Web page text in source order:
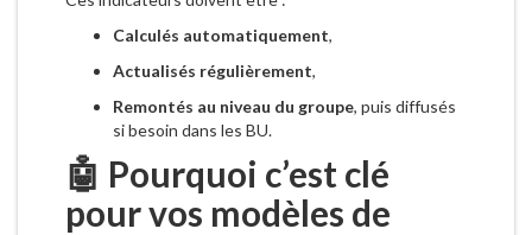
Calculés automatiquement,
Actualisés régulièrement,
Remontés au niveau du groupe, puis diffusés
si besoin dans les BU.
🤖 Pourquoi c’est clé
pour vos modèles de